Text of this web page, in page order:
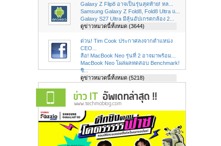
Galaxy Z Flip8 อาจเป็นรุ่นสุดท้าย! หล...
Samsung Galaxy Z Fold8, Fold8 Ultra แ...
Galaxy S27 Ultra มีลุ้นอัปเกรดกล้อง 2...
ดูข่าวหมวดนี้ทั้งหมด (3644)
ด่วน! Tim Cook ประกาศลงจากตำแหน่ง
CEO...
ลือ! MacBook Neo รุ่นที่ 2 อาจมาพร้อม...
MacBook Neo โผล่ผลทดสอบ Benchmark!
ชิ...
ดูข่าวหมวดนี้ทั้งหมด (5218)